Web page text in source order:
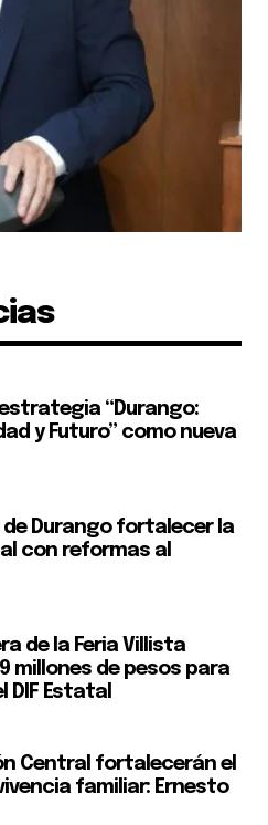
estrategia “Durango:
y Futuro” como nueva
de Durango fortalecer la
con reformas al
de la Feria Villista
millones de pesos para
DIF Estatal
Central fortalecerán el
familiar: Ernesto